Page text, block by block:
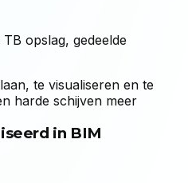
opslag, gedeelde
te visualiseren en te
harde schijven meer
in BIM